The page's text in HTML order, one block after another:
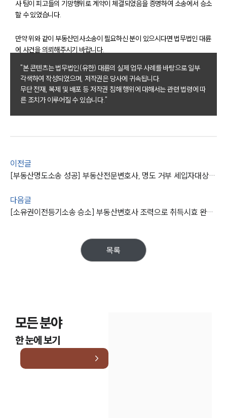
구성원 소개
부동산전문변호사
소식/자료
대륜법률상담예약
사 팀이 피고들의 기망행위로 계약이 체결되었음을 증명하여 소송에서 승소
할 수 있었습니다.
만약 위와 같이 부동산민사소송이 필요하신 분이 있으시다면 법무법인 대륜
에 사건을 의뢰해주시기 바랍니다.
"본 콘텐츠는 법무법인(유한) 대륜의 실제 업무 사례를 바탕으로 일부
각색하여 작성되었으며, 저작권은 당사에 귀속됩니다.
무단 전재, 복제 및 배포 등 저작권 침해 행위에 대해서는 관련 법령에 따
른 조치가 이루어질 수 있습니다."
이전글
[부동산명도소송 성공] 부동산전문변호사, 명도 거부 세입자대상 명도소송 승소 !
다음글
[소유권이전등기소송 승소] 부동산변호사 조력으로 취득시효 완성해 토지 소유권이전등기 성공
목록
모든 분야
한 눈에 보기